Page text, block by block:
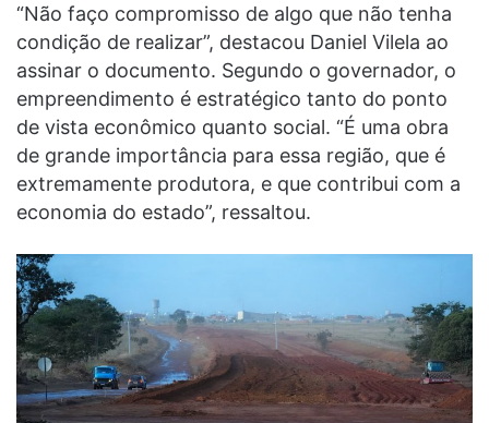
“Não faço compromisso de algo que não tenha
condição de realizar”, destacou Daniel Vilela ao
assinar o documento. Segundo o governador, o
empreendimento é estratégico tanto do ponto
de vista econômico quanto social. “É uma obra
de grande importância para essa região, que é
extremamente produtora, e que contribui com a
economia do estado”, ressaltou.